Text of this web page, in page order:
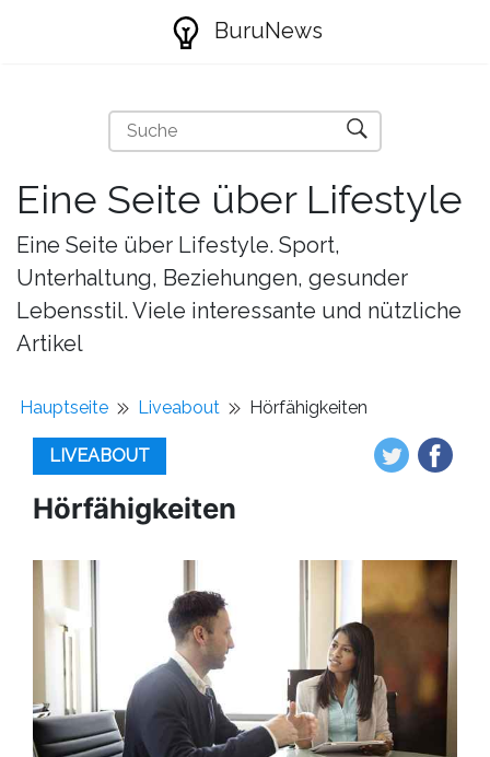
BuruNews
Eine Seite über Lifestyle
Eine Seite über Lifestyle. Sport,
Unterhaltung, Beziehungen, gesunder
Lebensstil. Viele interessante und nützliche
Artikel
Hauptseite Liveabout Hörfähigkeiten
LIVEABOUT
Hörfähigkeiten